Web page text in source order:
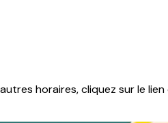
horaires, cliquez sur le